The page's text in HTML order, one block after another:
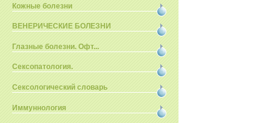
Кожные болезни
ВЕНЕРИЧЕСКИЕ БОЛЕЗНИ
Глазные болезни. Офт...
Сексопатология.
Сексологический словарь
Иммуннология